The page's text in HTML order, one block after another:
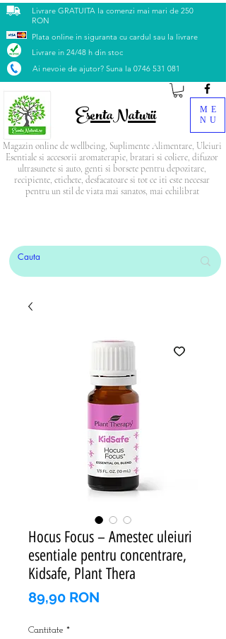
EsentaNaturii
Livrare GRATUITA la comenzi mai mari de 250
RON
Plata online in siguranta cu cardul sau la livrare
Livrare in 24/48 h din stoc
Ai nevoie de ajutor? Suna la 0746 531 081
ME
NU
Magazin online de wellbeing, Suplimente Alimentare, Uleiuri
Esentiale si accesorii aromaterapie, bratari si coliere, difuzor
ultrasunete si auto, genti si borsete pentru depozitare,
recipiente, etichete, desfacatoare si tot ce iti este necesar
pentru un stil de viata mai sanatos, mai echilibrat
Hocus Focus – Amestec uleiuri
esentiale pentru concentrare,
Kidsafe, Plant Thera
89,90 RON
Cantitate *